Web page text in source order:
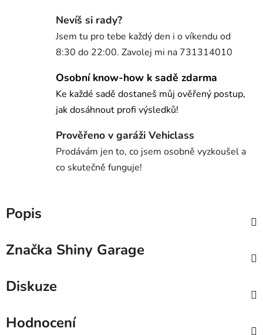
Nevíš si rady?
Jsem tu pro tebe každý den i o víkendu od
8:30 do 22:00. Zavolej mi na 731314010
Osobní know-how k sadě zdarma
Ke každé sadě dostaneš můj ověřený postup,
jak dosáhnout profi výsledků!
Prověřeno v garáži Vehiclass
Prodávám jen to, co jsem osobně vyzkoušel a
co skutečně funguje!
Popis
Značka Shiny Garage
Diskuze
Hodnocení